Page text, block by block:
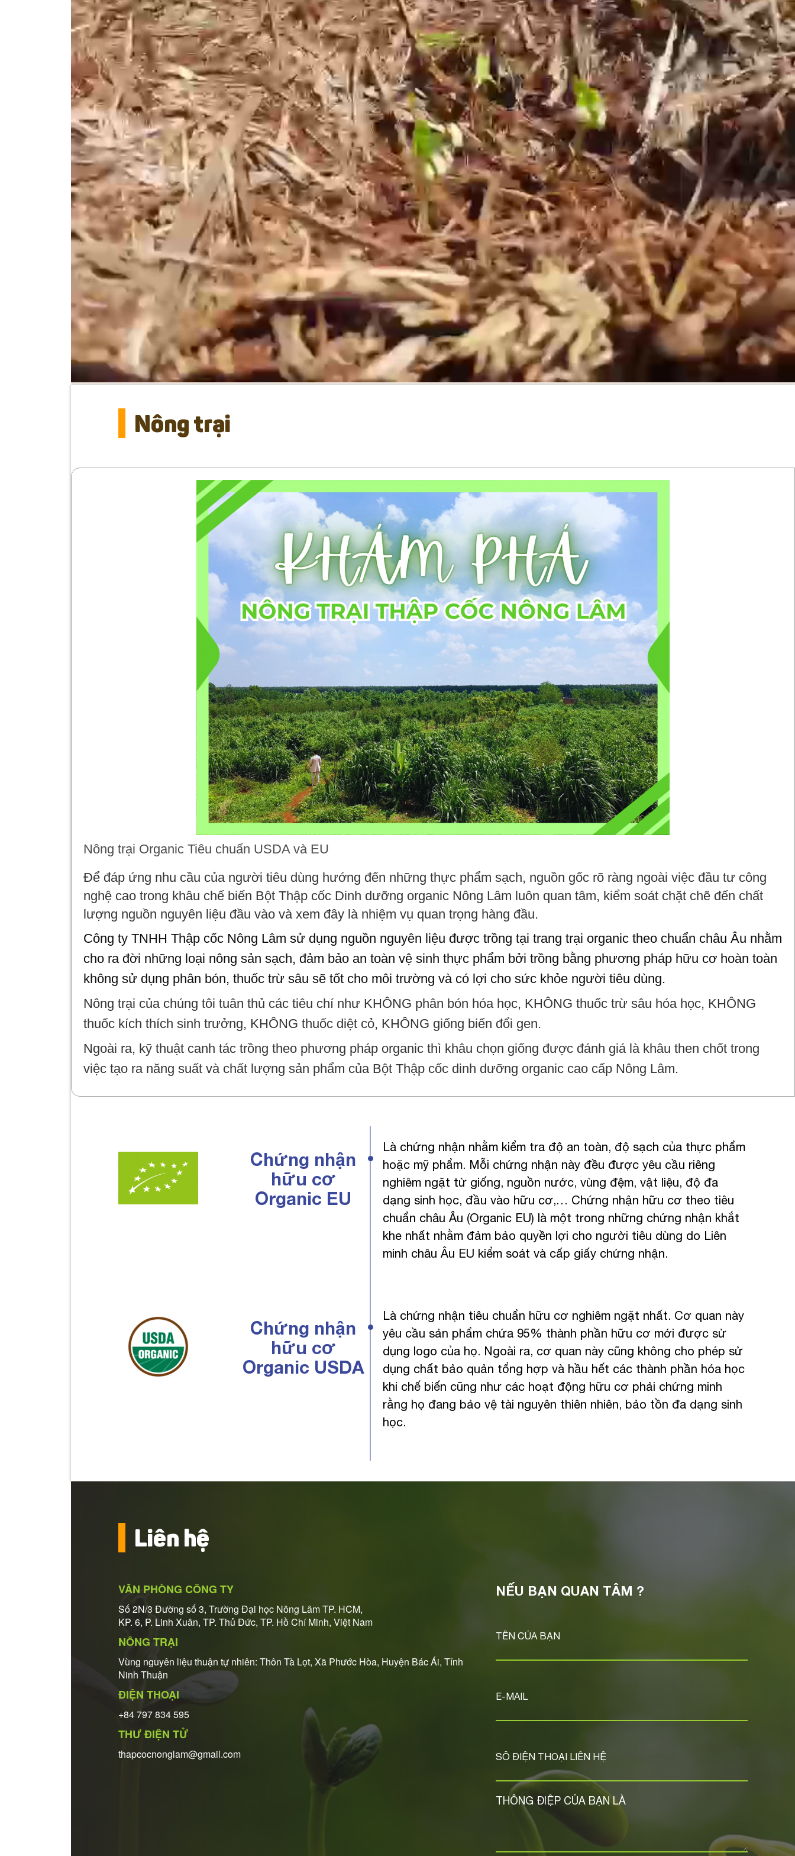
Nông trại
Nông trại Organic Tiêu chuẩn USDA và EU
Để đáp ứng nhu cầu của người tiêu dùng hướng đến những thực phẩm sạch, nguồn gốc rõ ràng ngoài việc đầu tư công
nghệ cao trong khâu chế biến Bột Thập cốc Dinh dưỡng organic Nông Lâm luôn quan tâm, kiểm soát chặt chẽ đến chất
lượng nguồn nguyên liệu đầu vào và xem đây là nhiệm vụ quan trọng hàng đầu.
Công ty TNHH Thập cốc Nông Lâm sử dụng nguồn nguyên liệu được trồng tại trang trại organic theo chuẩn châu Âu nhằm
cho ra đời những loại nông sản sạch, đảm bảo an toàn vệ sinh thực phẩm bởi trồng bằng phương pháp hữu cơ hoàn toàn
không sử dụng phân bón, thuốc trừ sâu sẽ tốt cho môi trường và có lợi cho sức khỏe người tiêu dùng.
Nông trại của chúng tôi tuân thủ các tiêu chí như KHÔNG phân bón hóa học, KHÔNG thuốc trừ sâu hóa học, KHÔNG
thuốc kích thích sinh trưởng, KHÔNG thuốc diệt cỏ, KHÔNG giống biến đổi gen.
Ngoài ra, kỹ thuật canh tác trồng theo phương pháp organic thì khâu chọn giống được đánh giá là khâu then chốt trong
việc tạo ra năng suất và chất lượng sản phẩm của Bột Thập cốc dinh dưỡng organic cao cấp Nông Lâm.
Chứng nhận
hữu cơ
Organic EU
Là chứng nhận nhằm kiểm tra độ an toàn, độ sạch của thực phẩm
hoặc mỹ phẩm. Mỗi chứng nhận này đều được yêu cầu riêng
nghiêm ngặt từ giống, nguồn nước, vùng đệm, vật liệu, độ đa
dạng sinh học, đầu vào hữu cơ,… Chứng nhận hữu cơ theo tiêu
chuẩn châu Âu (Organic EU) là một trong những chứng nhận khắt
khe nhất nhằm đảm bảo quyền lợi cho người tiêu dùng do Liên
minh châu Âu EU kiểm soát và cấp giấy chứng nhận.
Chứng nhận
hữu cơ
Organic USDA
Là chứng nhận tiêu chuẩn hữu cơ nghiêm ngặt nhất. Cơ quan này
yêu cầu sản phẩm chứa 95% thành phần hữu cơ mới được sử
dụng logo của họ. Ngoài ra, cơ quan này cũng không cho phép sử
dụng chất bảo quản tổng hợp và hầu hết các thành phần hóa học
khi chế biến cũng như các hoạt động hữu cơ phải chứng minh
rằng họ đang bảo vệ tài nguyên thiên nhiên, bảo tồn đa dạng sinh
học.
Liên hệ
VĂN PHÒNG CÔNG TY
Số 2N/3 Đường số 3, Trường Đại học Nông Lâm TP. HCM,
KP. 6, P. Linh Xuân, TP. Thủ Đức, TP. Hồ Chí Minh, Việt Nam
NÔNG TRẠI
Vùng nguyên liệu thuận tự nhiên: Thôn Tà Lọt, Xã Phước Hòa, Huyện Bác Ái, Tỉnh
Ninh Thuận
ĐIỆN THOẠI
+84 797 834 595
THƯ ĐIỆN TỬ
thapcocnonglam@gmail.com
NẾU BẠN QUAN TÂM ?